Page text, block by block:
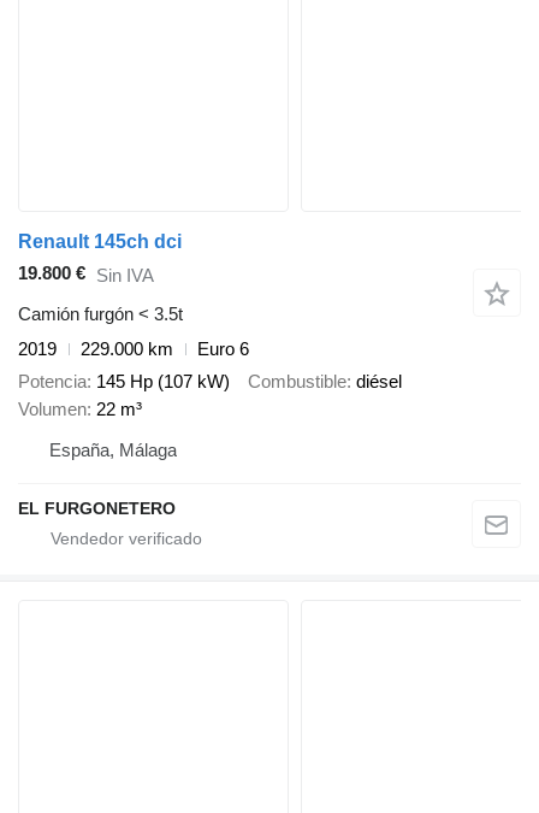
Renault 145ch dci
19.800 € Sin IVA
Camión furgón < 3.5t
2019
229.000 km
Euro 6
Potencia 145 Hp (107 kW) Combustible diésel
Volumen 22 m³
España, Málaga
EL FURGONETERO